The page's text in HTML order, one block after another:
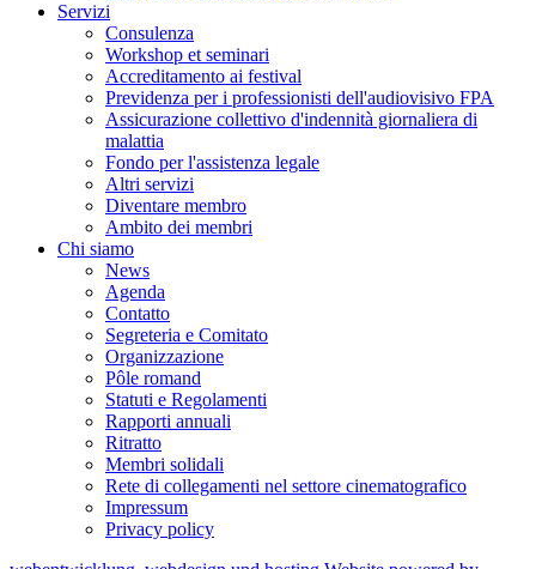
Servizi
Consulenza
Workshop et seminari
Accreditamento ai festival
Previdenza per i professionisti dell'audiovisivo FPA
Assicurazione collettivo d'indennità giornaliera di
malattia
Fondo per l'assistenza legale
Altri servizi
Diventare membro
Ambito dei membri
Chi siamo
News
Agenda
Contatto
Segreteria e Comitato
Organizzazione
Pôle romand
Statuti e Regolamenti
Rapporti annuali
Ritratto
Membri solidali
Rete di collegamenti nel settore cinematografico
Impressum
Privacy policy